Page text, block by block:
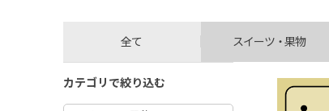
全て スイーツ・果物
カテゴリで絞り込む